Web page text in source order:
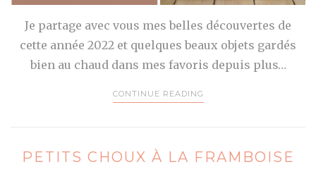
Je partage avec vous mes belles découvertes de
cette année 2022 et quelques beaux objets gardés
bien au chaud dans mes favoris depuis plus…
CONTINUE READING
PETITS CHOUX À LA FRAMBOISE